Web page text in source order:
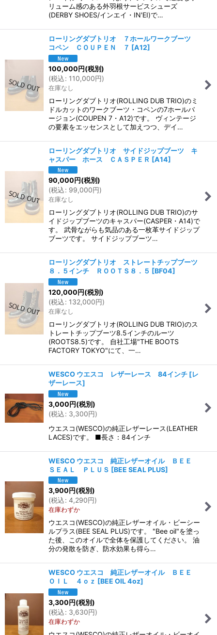
リューム感のある外羽根サービスシューズ
(DERBY SHOES/インエイ・IN'EI)で…
ローリングダブトリオ ７ホールワークブーツ
コペン ＣＯＵＰＥＮ ７ [A12]
100,000円(税別)
(税込: 110,000円)
在庫なし
ローリングダブトリオ(ROLLING DUB TRIO)のミ
ドルカットのワークブーツ・コペンの7ホールバ
ージョン(COUPEN 7・A12)です。 ヴィンテージ
の要素をエッセンスとして加えつつ、デイ…
ローリングダブトリオ サイドジップブーツ キ
ャスパー ホース ＣＡＳＰＥＲ [A14]
90,000円(税別)
(税込: 99,000円)
在庫なし
ローリングダブトリオ(ROLLING DUB TRIO)のサ
イドジップブーツのキャスパー(CASPER・A14)で
す。 武骨ながらも気品のある一枚革サイドジップ
ブーツです。 サイドジップブーツ…
ローリングダブトリオ ストレートチップブーツ
８．５インチ ＲＯＯＴＳ８．５ [BF04]
120,000円(税別)
(税込: 132,000円)
在庫なし
ローリングダブトリオ(ROLLING DUB TRIO)のス
トレートチップブーツ8.5インチのルーツ
(ROOTS8.5)です。 自社工場"THE BOOTS
FACTORY TOKYO"にて、一…
WESCO ウエスコ レザーレース 84インチ [レ
ザーレース]
3,000円(税別)
(税込: 3,300円)
ウエスコ(WESCO)の純正レザーレース(LEATHER
LACES)です。 ■長さ：84インチ
WESCO ウエスコ 純正レザーオイル ＢＥＥ
ＳＥＡＬ ＰＬＵＳ [BEE SEAL PLUS]
3,900円(税別)
(税込: 4,290円)
在庫わずか
ウエスコ(WESCO)の純正レザーオイル・ビーシー
ルプラス(BEE SEAL PLUS)です。 "Bee oil"を塗っ
た後、このオイルで全体を保護してください。 油
分の発散を防ぎ、防水効果も得ら…
WESCO ウエスコ 純正レザーオイル ＢＥＥ
ＯＩＬ ４ｏｚ [BEE OIL 4oz]
3,300円(税別)
(税込: 3,630円)
在庫わずか